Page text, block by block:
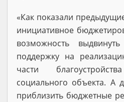
«Как показали
инициативное
возможность
поддержку на
части
социального объекта. А
приблизить бюджетные